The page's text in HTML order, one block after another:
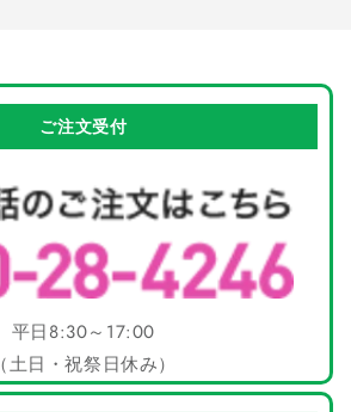
ご注文受付
平日8:30～17:00
（土日・祝祭日休み）